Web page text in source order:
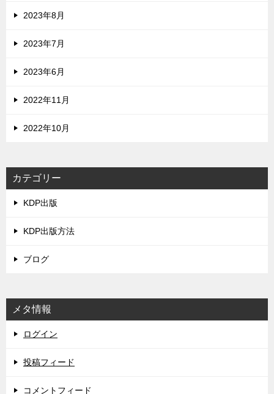
2023年8月
2023年7月
2023年6月
2022年11月
2022年10月
カテゴリー
KDP出版
KDP出版方法
ブログ
メタ情報
ログイン
投稿フィード
コメントフィード